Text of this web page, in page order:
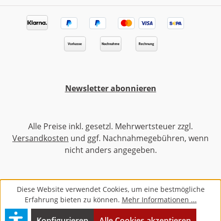
Newsletter abonnieren
Alle Preise inkl. gesetzl. Mehrwertsteuer zzgl.
Versandkosten und ggf. Nachnahmegebühren, wenn
nicht anders angegeben.
Diese Website verwendet Cookies, um eine bestmögliche
Erfahrung bieten zu können. Mehr Informationen ...